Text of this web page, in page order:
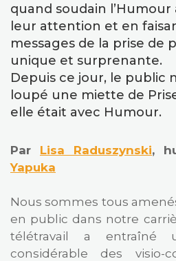
quand soudain
leur attention et en
messages de la prise de
unique et surprenante.
Depuis ce jour, le public
loupé une miette de
elle était avec Humour.
Par Lisa Raduszynski,
Yapuka
Nous sommes tous
en public dans notre
télétravail a entraîné
considérable des visio-